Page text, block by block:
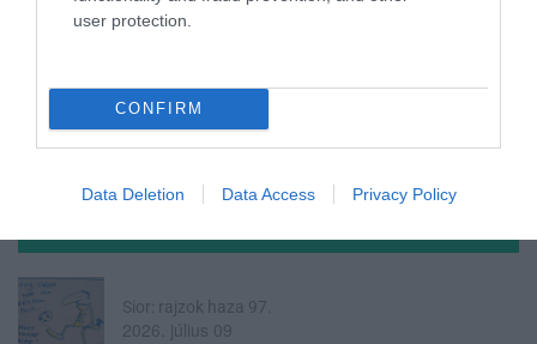
user protection.
CONFIRM
Data Deletion Data Access Privacy Policy
Sior: rajzok haza 97.
2026. július 09